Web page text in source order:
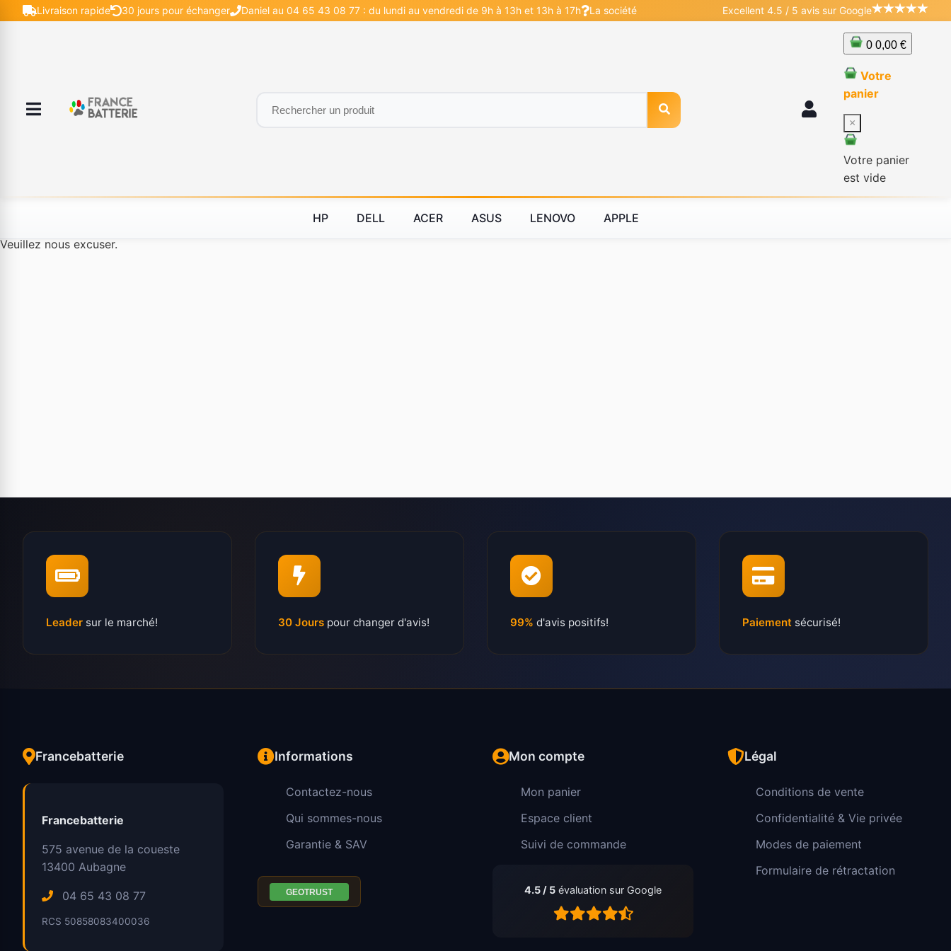
Livraison rapide 30 jours pour échanger Daniel au 04 65 43 08 77 : du lundi au vendredi de 9h à 13h et 13h à 17h La société Excellent 4.5 / 5 avis sur Google
0 0,00 €
Votre
panier
×
Votre panier
est vide
HP DELL ACER ASUS LENOVO APPLE
Veuillez nous excuser.
Leader sur le marché! 30 Jours pour changer d'avis! 99% d'avis positifs! Paiement sécurisé!
Francebatterie
Francebatterie
575 avenue de la coueste
13400 Aubagne
04 65 43 08 77
RCS 50858083400036
Informations
Contactez-nous
Qui sommes-nous
Garantie & SAV
Mon compte
Mon panier
Espace client
Suivi de commande
4.5 / 5 évaluation sur Google
Légal
Conditions de vente
Confidentialité & Vie privée
Modes de paiement
Formulaire de rétractation